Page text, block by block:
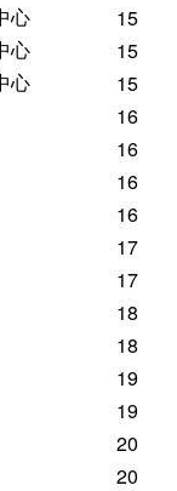
心
15
心
15
心
15
16
16
16
16
17
17
18
18
19
19
20
20